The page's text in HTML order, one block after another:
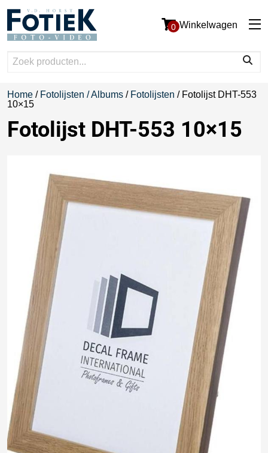
0 Winkelwagen
Home / Fotolijsten / Albums / Fotolijsten / Fotolijst DHT-553
10×15
Fotolijst DHT-553 10×15